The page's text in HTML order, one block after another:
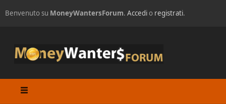
Benvenuto su MoneyWantersForum. Accedio registrati.